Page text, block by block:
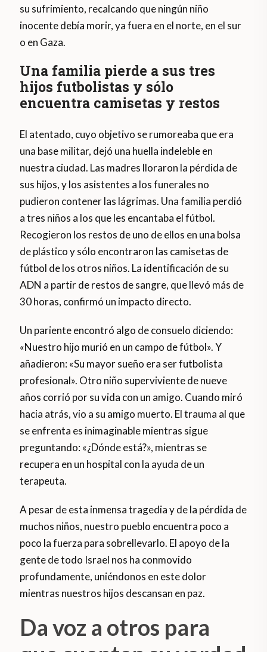
su sufrimiento, recalcando que ningún niño
inocente debía morir, ya fuera en el norte, en el sur
o en Gaza.
Una familia pierde a sus tres
hijos futbolistas y sólo
encuentra camisetas y restos
El atentado, cuyo objetivo se rumoreaba que era
una base militar, dejó una huella indeleble en
nuestra ciudad. Las madres lloraron la pérdida de
sus hijos, y los asistentes a los funerales no
pudieron contener las lágrimas. Una familia perdió
a tres niños a los que les encantaba el fútbol.
Recogieron los restos de uno de ellos en una bolsa
de plástico y sólo encontraron las camisetas de
fútbol de los otros niños. La identificación de su
ADN a partir de restos de sangre, que llevó más de
30 horas, confirmó un impacto directo.
Un pariente encontró algo de consuelo diciendo:
«Nuestro hijo murió en un campo de fútbol». Y
añadieron: «Su mayor sueño era ser futbolista
profesional». Otro niño superviviente de nueve
años corrió por su vida con un amigo. Cuando miró
hacia atrás, vio a su amigo muerto. El trauma al que
se enfrenta es inimaginable mientras sigue
preguntando: «¿Dónde está?», mientras se
recupera en un hospital con la ayuda de un
terapeuta.
A pesar de esta inmensa tragedia y de la pérdida de
muchos niños, nuestro pueblo encuentra poco a
poco la fuerza para sobrellevarlo. El apoyo de la
gente de todo Israel nos ha conmovido
profundamente, uniéndonos en este dolor
mientras nuestros hijos descansan en paz.
Da voz a otros para